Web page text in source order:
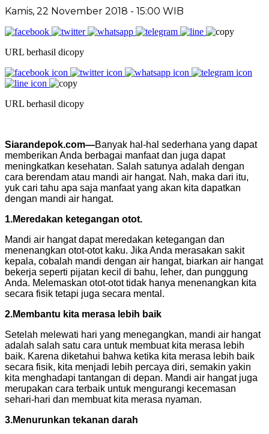
Kamis, 22 November 2018 - 15:00 WIB
URL berhasil dicopy
URL berhasil dicopy
Siarandepok.com—Banyak hal-hal sederhana yang dapat
memberikan Anda berbagai manfaat dan juga dapat
meningkatkan kesehatan. Salah satunya adalah dengan
cara berendam atau mandi air hangat. Nah, maka dari itu,
yuk cari tahu apa saja manfaat yang akan kita dapatkan
dengan mandi air hangat.
1.Meredakan ketegangan otot.
Mandi air hangat dapat meredakan ketegangan dan
menenangkan otot-otot kaku. Jika Anda merasakan sakit
kepala, cobalah mandi dengan air hangat, biarkan air hangat
bekerja seperti pijatan kecil di bahu, leher, dan punggung
Anda. Melemaskan otot-otot tidak hanya menenangkan kita
secara fisik tetapi juga secara mental.
2.Membantu kita merasa lebih baik
Setelah melewati hari yang menegangkan, mandi air hangat
adalah salah satu cara untuk membuat kita merasa lebih
baik. Karena diketahui bahwa ketika kita merasa lebih baik
secara fisik, kita menjadi lebih percaya diri, semakin yakin
kita menghadapi tantangan di depan. Mandi air hangat juga
merupakan cara terbaik untuk mengurangi kecemasan
sehari-hari dan membuat kita merasa nyaman.
3.Menurunkan tekanan darah